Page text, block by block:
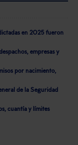
en 2025 fueron
empresas y
por nacimiento,
de la Seguridad
cuantía y límites